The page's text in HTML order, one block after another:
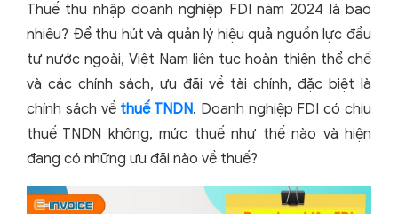
Thuế thu nhập doanh nghiệp FDI năm 2024 là bao
nhiêu? Để thu hút và quản lý hiệu quả nguồn lực đầu
tư nước ngoài, Việt Nam liên tục hoàn thiện thể chế
và các chính sách, ưu đãi về tài chính, đặc biệt là
chính sách về thuế TNDN. Doanh nghiệp FDI có chịu
thuế TNDN không, mức thuế như thế nào và hiện
đang có những ưu đãi nào về thuế?